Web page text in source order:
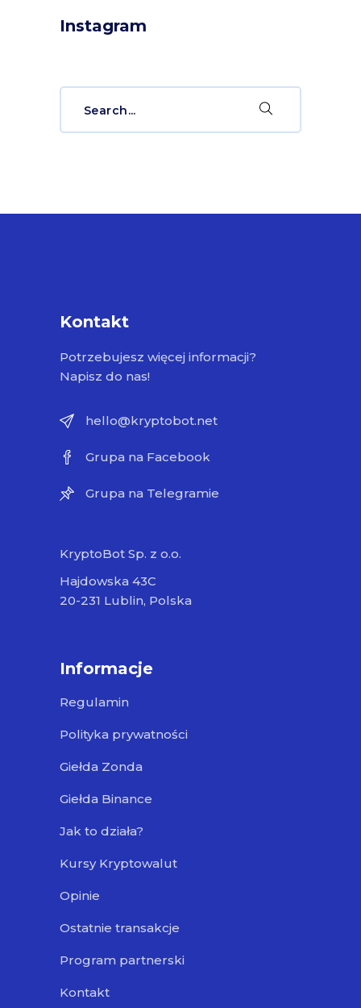
Instagram
Kontakt
Potrzebujesz więcej informacji?
Napisz do nas!
hello@kryptobot.net
Grupa na Facebook
Grupa na Telegramie
KryptoBot Sp. z o.o.
Hajdowska 43C
20-231 Lublin, Polska
Informacje
Regulamin
Polityka prywatności
Giełda Zonda
Giełda Binance
Jak to działa?
Kursy Kryptowalut
Opinie
Ostatnie transakcje
Program partnerski
Kontakt